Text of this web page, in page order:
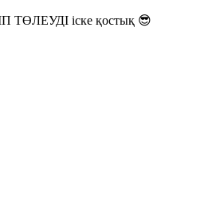
ТӨЛЕУДІ іске қостық 😎